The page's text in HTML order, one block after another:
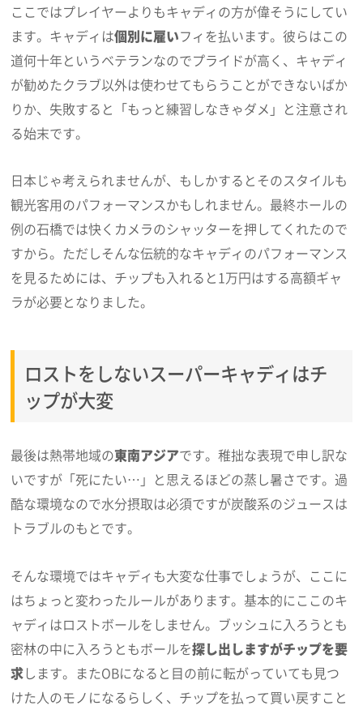
ここではプレイヤーよりもキャディの方が偉そうにしてい
ます。キャディは個別に雇いフィを払います。彼らはこの
道何十年というベテランなのでプライドが高く、キャディ
が勧めたクラブ以外は使わせてもらうことができないばか
りか、失敗すると「もっと練習しなきゃダメ」と注意され
る始末です。
日本じゃ考えられませんが、もしかするとそのスタイルも
観光客用のパフォーマンスかもしれません。最終ホールの
例の石橋では快くカメラのシャッターを押してくれたので
すから。ただしそんな伝統的なキャディのパフォーマンス
を見るためには、チップも入れると1万円はする高額ギャ
ラが必要となりました。
ロストをしないスーパーキャディはチ
ップが大変
最後は熱帯地域の東南アジアです。稚拙な表現で申し訳な
いですが「死にたい…」と思えるほどの蒸し暑さです。過
酷な環境なので水分摂取は必須ですが炭酸系のジュースは
トラブルのもとです。
そんな環境ではキャディも大変な仕事でしょうが、ここに
はちょっと変わったルールがあります。基本的にここのキ
ャディはロストボールをしません。ブッシュに入ろうとも
密林の中に入ろうともボールを探し出しますがチップを要
求します。またOBになると目の前に転がっていても見つ
けた人のモノになるらしく、チップを払って買い戻すこと